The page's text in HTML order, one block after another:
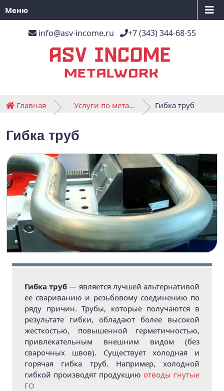
Меню
info@asv-income.ru +7 (343) 344-68-55
Главная Услуги по металлообработке Гибка труб
Гибка труб
Гибка труб — является лучшей альтернативой
ее свариванию и резьбовому соединению по
ряду причин. Трубы, которые получаются в
результате гибки, обладают более высокой
жесткостью, повышенной герметичностью,
привлекательным внешним видом (без
сварочных швов). Существует холодная и
горячая гибка труб. Например, холодной
гибкой производят продукцию отводы гнутые
ГО